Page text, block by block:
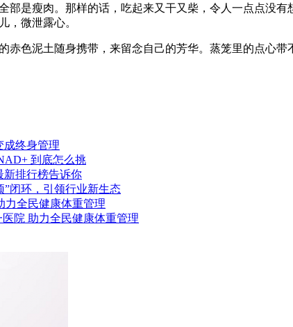
部是瘦肉。那样的话，吃起来又干又柴，令人一点点没
，微泄露心。
色泥土随身携带，来留念自己的芳华。蒸笼里的点心
成终身管理
到底怎么挑
新排行榜告诉你
闭环，引领行业新生态
力全民健康体重管理
院 助力全民健康体重管理